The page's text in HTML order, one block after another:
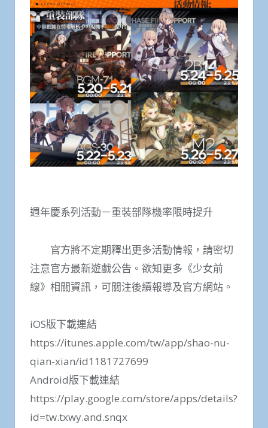
週年慶系列活動－重裝部隊機率限時提升
官方將不定期釋出更多活動情報，請密切
注意官方最新遊戲公告。欲知更多《少女前
線》相關資訊，可關注後續報導及官方網站。
iOS版下載連結
https://itunes.apple.com/tw/app/shao-nu-
qian-xian/id1181727699
Android版下載連結
https://play.google.com/store/apps/details?
id=tw.txwy.and.snqx